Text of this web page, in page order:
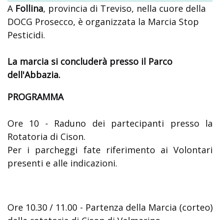
A Follina, provincia di Treviso, nella cuore della
DOCG Prosecco, è organizzata la Marcia Stop
Pesticidi.
La marcia si concluderà presso il Parco
dell'Abbazia.
PROGRAMMA
Ore 10 - Raduno dei partecipanti presso la
Rotatoria di Cison.
Per i parcheggi fate riferimento ai Volontari
presenti e alle indicazioni.
Ore 10.30 / 11.00 - Partenza della Marcia (corteo)